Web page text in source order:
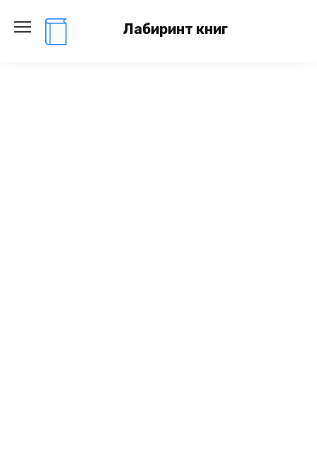
содержанию
Лабиринт книг